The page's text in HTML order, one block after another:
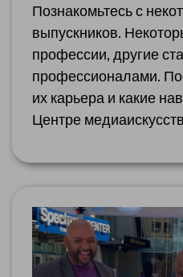
Познакомьтесь с
выпускников.
профессии, другие
профессионалами.
их карьера и какие
Центре